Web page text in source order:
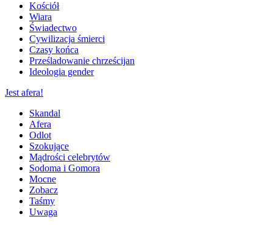
Kościół
Wiara
Świadectwo
Cywilizacja śmierci
Czasy końca
Prześladowanie chrześcijan
Ideologia gender
Jest afera!
Skandal
Afera
Odlot
Szokujące
Mądrości celebrytów
Sodoma i Gomora
Mocne
Zobacz
Taśmy
Uwaga